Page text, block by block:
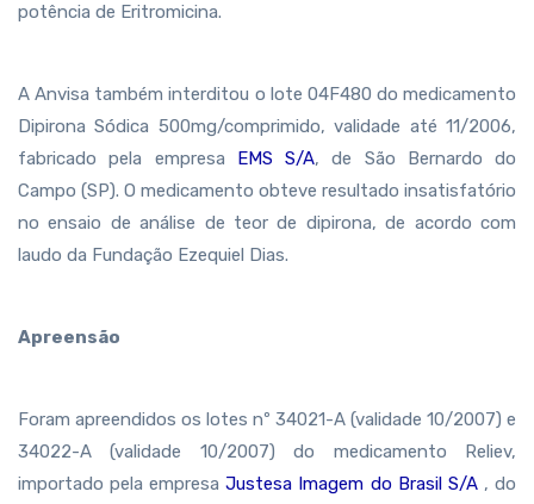
potência de Eritromicina.
A Anvisa também interditou o lote 04F480 do medicamento
Dipirona Sódica 500mg/comprimido, validade até 11/2006,
fabricado pela empresa EMS S/A, de São Bernardo do
Campo (SP). O medicamento obteve resultado insatisfatório
no ensaio de análise de teor de dipirona, de acordo com
laudo da Fundação Ezequiel Dias.
Apreensão
Foram apreendidos os lotes nº 34021-A (validade 10/2007) e
34022-A (validade 10/2007) do medicamento Reliev,
importado pela empresaJustesa Imagem do Brasil S/A , do